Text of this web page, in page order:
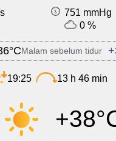
751 mmHg
0 %
Malam sebelum tidur
19:25 13 h 46 min